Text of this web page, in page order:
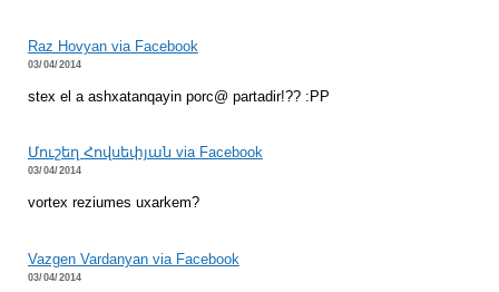
Raz Hovyan via Facebook
03/04/2014
stex el a ashxatanqayin porc@ partadir!?? :PP
Մուշեղ Հովսեփյան via Facebook
03/04/2014
vortex reziumes uxarkem?
Vazgen Vardanyan via Facebook
03/04/2014